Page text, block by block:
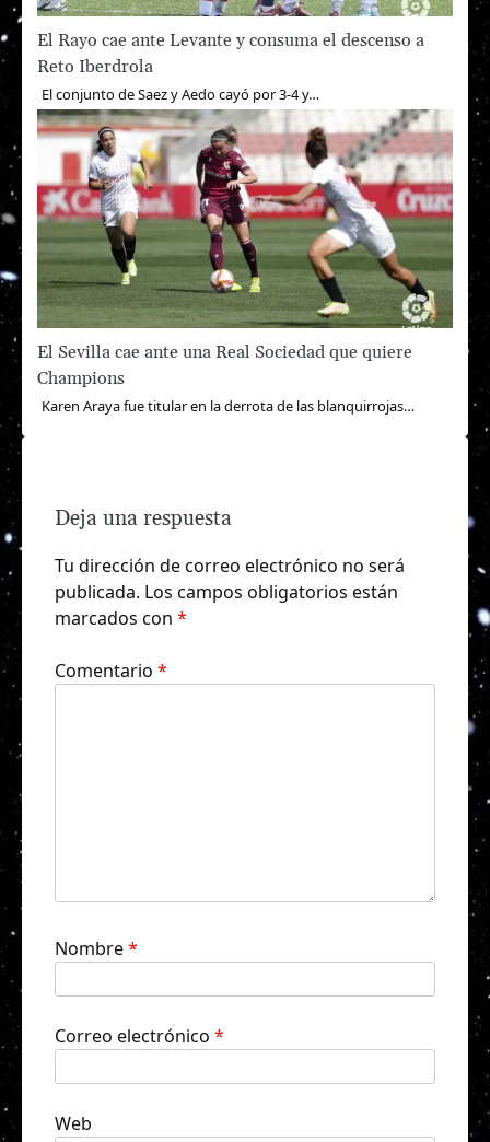
El Rayo cae ante Levante y consuma el descenso a
Reto Iberdrola
El conjunto de Saez y Aedo cayó por 3-4 y…
El Sevilla cae ante una Real Sociedad que quiere
Champions
Karen Araya fue titular en la derrota de las blanquirrojas…
Deja una respuesta
Tu dirección de correo electrónico no será
publicada. Los campos obligatorios están
marcados con *
Comentario *
Nombre*
Correo electrónico *
Web